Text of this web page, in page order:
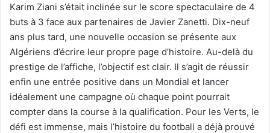
Karim Ziani s’était inclinée sur le score spectaculaire de 4
buts à 3 face aux partenaires de Javier Zanetti. Dix-neuf
ans plus tard, une nouvelle occasion se présente aux
Algériens d’écrire leur propre page d’histoire. Au-delà du
prestige de l’affiche, l’objectif est clair. Il s’agit de réussir
enfin une entrée positive dans un Mondial et lancer
idéalement une campagne où chaque point pourrait
compter dans la course à la qualification. Pour les Verts, le
défi est immense, mais l’histoire du football a déjà prouvé